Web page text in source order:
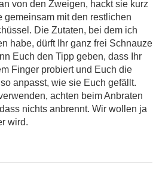
von den Zweigen, hackt sie kurz
gemeinsam mit den restlichen
Die Zutaten, bei dem ich
habe, dürft Ihr ganz frei Schnauze
Euch den Tipp geben, dass Ihr
Finger probiert und Euch die
anpasst, wie sie Euch gefällt.
achten beim Anbraten
nichts anbrennt. Wir wollen ja
wird.